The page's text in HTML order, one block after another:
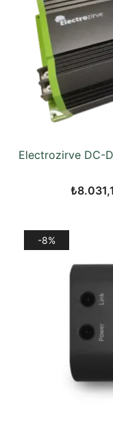
Electrozirve DC-
₺
-8%